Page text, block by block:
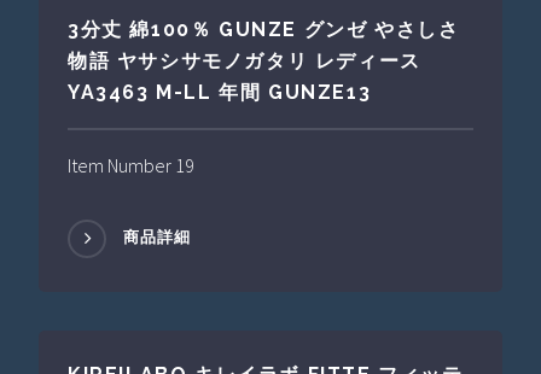
3分丈 綿100％ GUNZE グンゼ やさしさ
物語 ヤサシサモノガタリ レディース
YA3463 M-LL 年間 GUNZE13
Item Number 19
商品詳細